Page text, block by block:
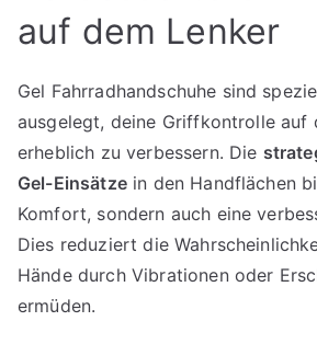
auf dem Lenker
Gel Fahrradhandschuhe sind
ausgelegt, deine Griffkontrolle auf
erheblich zu verbessern. Die
Gel-Einsätzein den Handflächen
Komfort, sondern auch eine
Dies reduziert die
Hände durch Vibrationen oder
ermüden.